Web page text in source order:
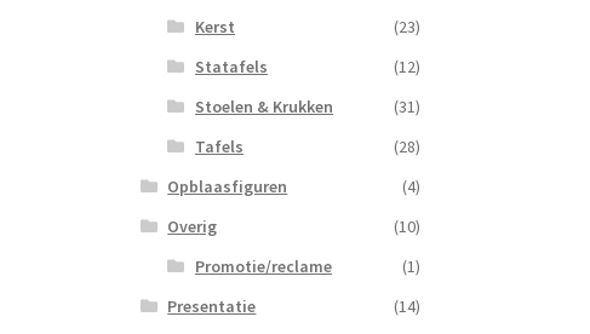
Kerst
(23)
Statafels
(12)
Stoelen & Krukken
(31)
Tafels
(28)
Opblaasfiguren
(4)
Overig
(10)
Promotie/reclame
(1)
Presentatie
(14)